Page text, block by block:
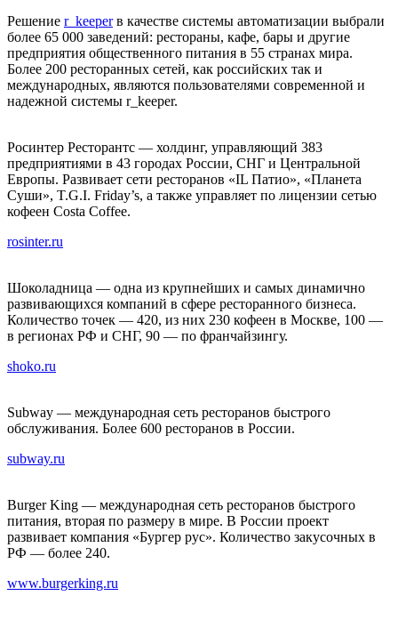
Решение r_keeperв качестве системы автоматизации выбрали
более 65 000 заведений: рестораны, кафе, бары и другие
предприятия общественного питания в 55 странах мира.
Более 200 ресторанных сетей, как российских так и
международных, являются пользователями современной и
надежной системы r_keeper.
Росинтер Ресторантс — холдинг, управляющий 383
предприятиями в 43 городах России, СНГ и Центральной
Европы. Развивает сети ресторанов «IL Патио», «Планета
Cуши», T.G.I. Friday’s, а также управляет по лицензии сетью
кофеен Costa Coffee.
rosinter.ru
Шоколадница — одна из крупнейших и самых динамично
развивающихся компаний в сфере ресторанного бизнеса.
Количество точек — 420, из них 230 кофеен в Москве, 100 —
в регионах РФ и СНГ, 90 — по франчайзингу.
shoko.ru
Subway — международная сеть ресторанов быстрого
обслуживания. Более 600 ресторанов в России.
subway.ru
Burger King — международная сеть ресторанов быстрого
питания, вторая по размеру в мире. В России проект
развивает компания «Бургер рус». Количество закусочных в
РФ — более 240.
www.burgerking.ru